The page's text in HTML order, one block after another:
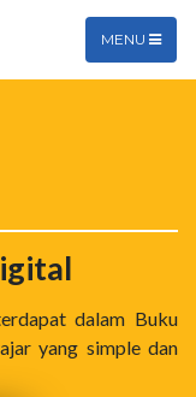
MENU
dalam Buku
yang simple dan